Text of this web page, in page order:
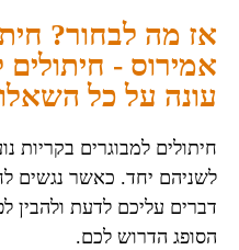
אז מה לבחור?
אמירוס - חיתולים
עונה על כל
חיתולים למבוגרים בקריות
לשניהם יחד. כאשר נגשים
דברים עליכם לדעת ולהבין
הסופג הדרוש לכם.